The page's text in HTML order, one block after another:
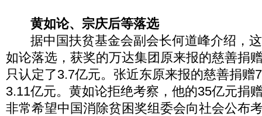
黄如论、宗庆后等落选
据中国扶贫基金会副会长何道峰介绍，这
如论落选，获奖的万达集团原来报的慈善捐
只认定了3.7亿元。张近东原来报的慈善捐赠
3.11亿元。黄如论拒绝考察，他的35亿元捐
非常希望中国消除贫困奖组委会向社会公布